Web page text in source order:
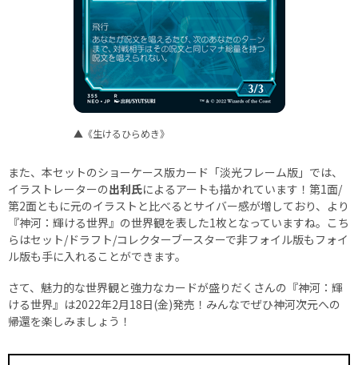
▲《生けるひらめき》
また、本セットのショーケース版カード「淡光フレーム版」では、
イラストレーターの出利氏によるアートも描かれています！第1面/
第2面ともに元のイラストと比べるとサイバー感が増しており、より
『神河：輝ける世界』の世界観を表した1枚となっていますね。こち
らはセット/ドラフト/コレクターブースターで非フォイル版もフォイ
ル版も手に入れることができます。
さて、魅力的な世界観と強力なカードが盛りだくさんの『神河：輝
ける世界』は2022年2月18日(金)発売！みんなでぜひ神河次元への
帰還を楽しみましょう！